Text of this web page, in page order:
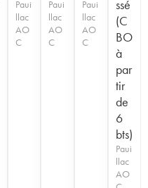
Paui
llac
AO
C
Paui
llac
AO
C
Paui
llac
AO
C
ssé
(C
BO
à
par
tir
de
6
bts)
Paui
llac
AO